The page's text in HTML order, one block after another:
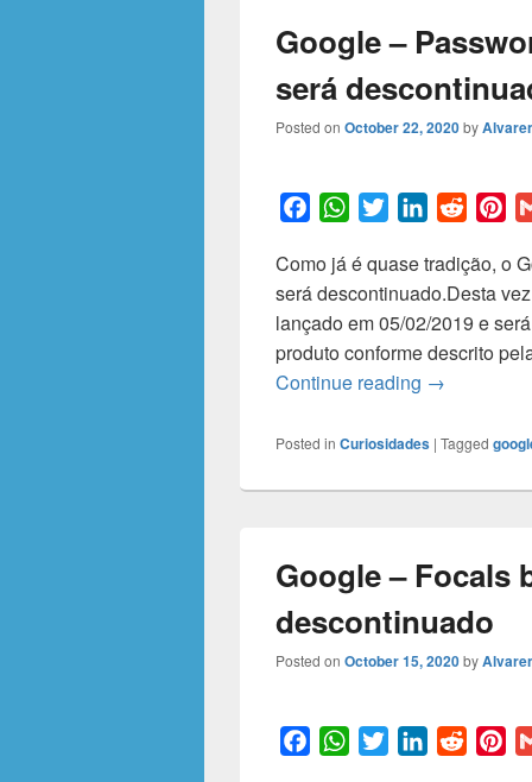
Google –
será
Posted on October 22, 2020by
c
e
b
o
o
W
a
t
s
A
p
i
t
t
e
r
n
k
e
d
I
R
d
d
i
t
n
t
e
r
t
Como já é quase tradição, o
será descontinuado.Desta
lançado em 05/02/2019 e
produto conforme descrito
Continue reading Google –
→
Posted in Curiosidades | Tagged
Google – Focals
descontinuado
Posted on October 15, 2020by
W
R